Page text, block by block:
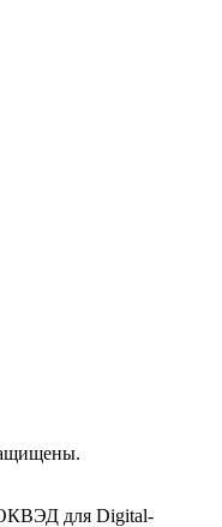
для Digital-